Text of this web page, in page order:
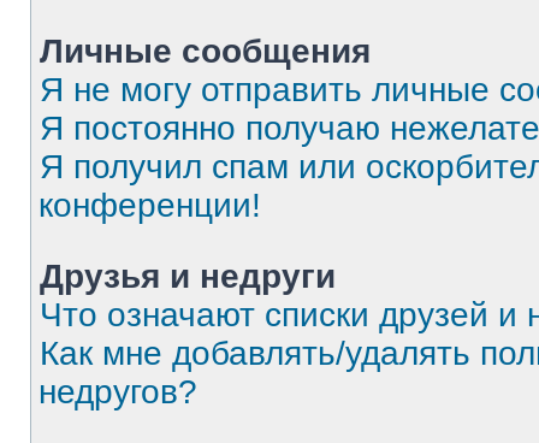
Личные сообщения
Я не могу отправить личные
Я постоянно получаю
Я получил спам или
конференции!
Друзья и недруги
Что означают списки друзей и
Как мне добавлять/удалять
недругов?